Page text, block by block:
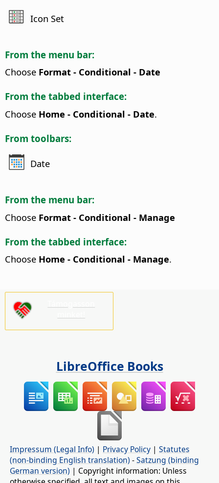
Icon Set
From the menu bar:
Choose Format - Conditional - Date
From the tabbed interface:
Choose Home - Conditional - Date.
From toolbars:
Date
From the menu bar:
Choose Format - Conditional - Manage
From the tabbed interface:
Choose Home - Conditional - Manage.
LibreOffice Books
Impressum (Legal Info) | Privacy Policy | Statutes
(non-binding English translation) -Satzung (binding
German version) | Copyright information: Unless